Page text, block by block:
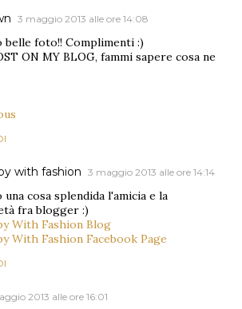
3 maggio 2013 alle ore 14:08
belle foto!! Complimenti :)
ON MY BLOG, fammi sapere cosa ne
with fashion 3 maggio 2013 alle ore 14:14
una cosa splendida l'amicia e la
fra blogger :)
With Fashion Blog
With Fashion Facebook Page
2013 alle ore 16:01